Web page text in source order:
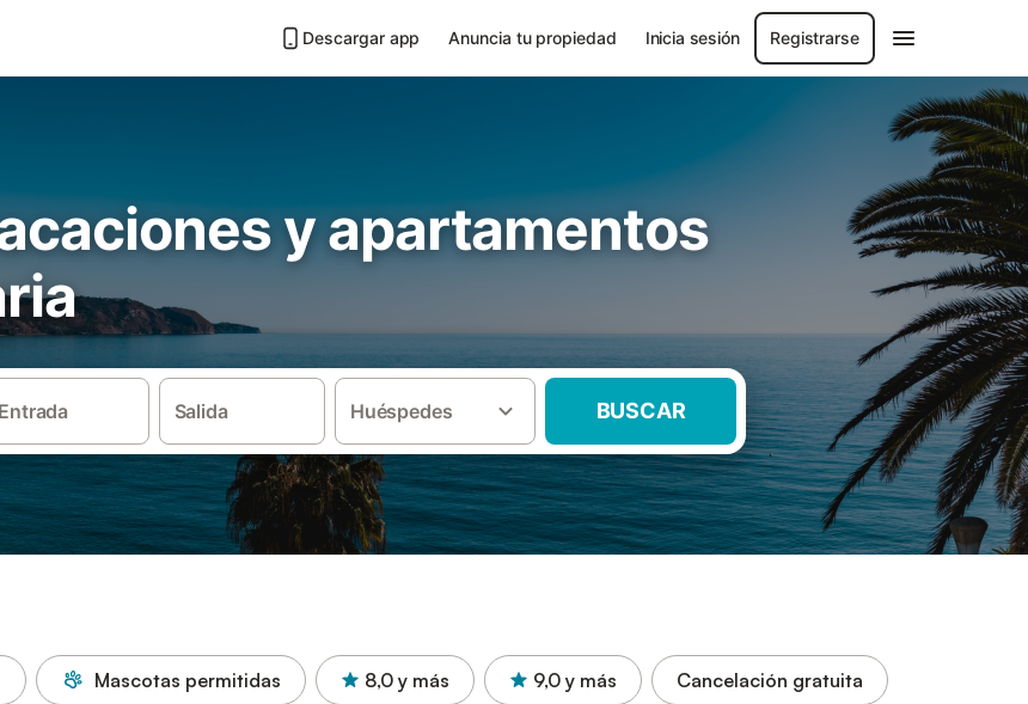
Descargar app Anuncia tu propiedad Inicia sesión Registrarse
y apartamentos
Entrada Salida Huéspedes BUSCAR
Mascotas permitidas 8,0 y más 9,0 y más Cancelación gratuita